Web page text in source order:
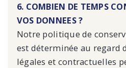
6. COMBIEN DE TEMPS
VOS DONNEES ?
Notre politique de
est déterminée au regard
légales et contractuelles